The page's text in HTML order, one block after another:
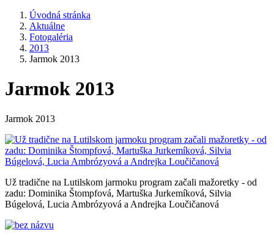
Úvodná stránka
Aktuálne
Fotogaléria
2013
Jarmok 2013
Jarmok 2013
Jarmok 2013
Už tradične na Lutilskom jarmoku program začali mažoretky - od
zadu: Dominika Štompfová, Martuška Jurkemíková, Silvia
Búgelová, Lucia Ambrózyová a Andrejka Loučičanová